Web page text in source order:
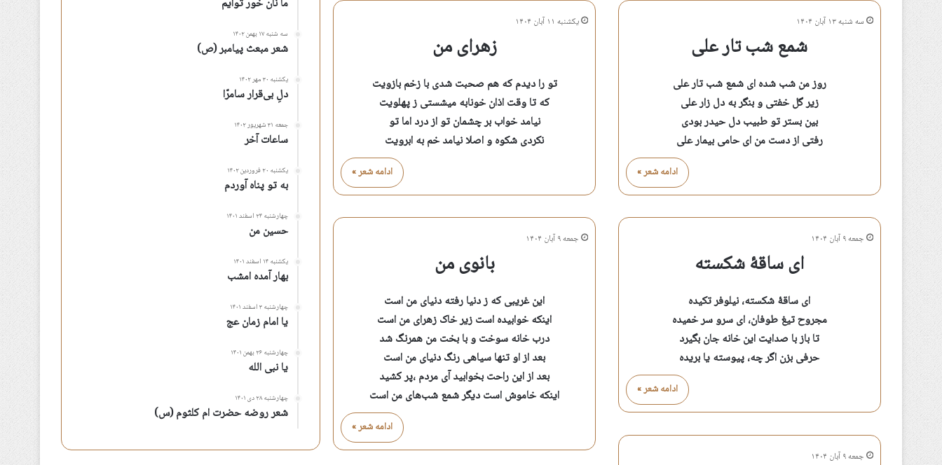
سه شنبه ۱۳ آبان ۱۴۰۴
شمع شب تار علی
روز من شب شده ای شمع شب تار علی
زیر گل خفتی و بنگر به دل زار علی
بین بستر تو طبیب دل حیدر بودی
رفتی از دست من ای حامی بیمار علی
ادامه شعر »
یکشنبه ۱۱ آبان ۱۴۰۴
زهرای من
تو را دیدم که هم صحبت شدی با زخم بازویت
که تا وقت اذان خونابه میشستی ز پهلویت
نیامد خواب بر چشمان تو از درد اما تو
نکردی شکوه و اصلا نیامد خم به ابرویت
ادامه شعر »
جمعه ۹ آبان ۱۴۰۴
ای ساقهٔ شکسته
ای ساقهٔ شکسته، نیلوفر تکیده
مجروح تیغ طوفان، ای سرو سر خمیده
تا باز با صدایت این خانه جان بگیرد
حرفی بزن اگر چه، پیوسته یا بریده
ادامه شعر »
جمعه ۹ آبان ۱۴۰۴
بانوی من
این غریبی که ز دنیا رفته دنیای من است
اینکه خوابیده است زیر خاک زهرای من است
درب خانه سوخت و با بخت من همرنگ شد
بعد از او تنها سیاهی رنگ دنیای من است
بعد از این راحت بخوابید آی مردم ،پر کشید
اینکه خاموش است دیگر شمع شب‌های من است
ادامه شعر »
جمعه ۹ آبان ۱۴۰۴
ما نان خور توأیم
سه شنبه ۱۷ بهمن ۱۴۰۲
شعر مبعث پیامبر (ص)
یکشنبه ۳۰ مهر ۱۴۰۲
دلِ بی‌قرار سامرّا
جمعه ۳۱ شهریور ۱۴۰۲
ساعات آخر
یکشنبه ۲۰ فروردین ۱۴۰۲
به تو پناه آوردم
چهارشنبه ۲۴ اسفند ۱۴۰۱
حسین من
یکشنبه ۱۴ اسفند ۱۴۰۱
بهار آمده امشب
چهارشنبه ۳ اسفند ۱۴۰۱
یا امام زمان عج
چهارشنبه ۲۶ بهمن ۱۴۰۱
یا نبی الله
چهارشنبه ۲۸ دی ۱۴۰۱
شعر روضه حضرت ام کلثوم (س)